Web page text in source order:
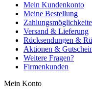
Mein Kundenkonto
Meine Bestellung
Versand & Lieferung
Rücksendungen &
Aktionen &
Weitere Fragen?
Firmenkunden
Mein Konto